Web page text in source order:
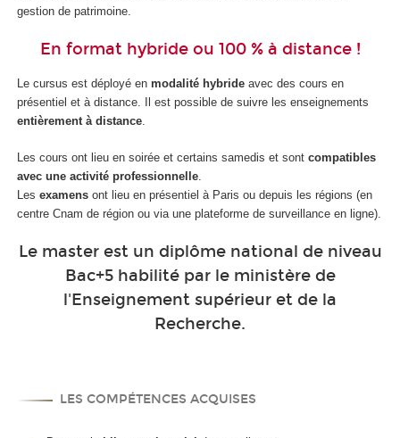
gestion de patrimoine.
En format hybride ou 100 % à distance !
Le cursus est déployé en modalité hybride avec des cours en
présentiel et à distance. Il est possible de suivre les enseignements
entièrement à distance.
Les cours ont lieu en soirée et certains samedis et sont compatibles
avec une activité professionnelle
Les examens ont lieu en présentiel à Paris ou depuis les régions (en
centre Cnam de région ou via une plateforme de surveillance en ligne).
Le master est un diplôme national de niveau
Bac+5 habilité par le ministère de
l'Enseignement supérieur et de la
Recherche.
LES COMPÉTENCES ACQUISES